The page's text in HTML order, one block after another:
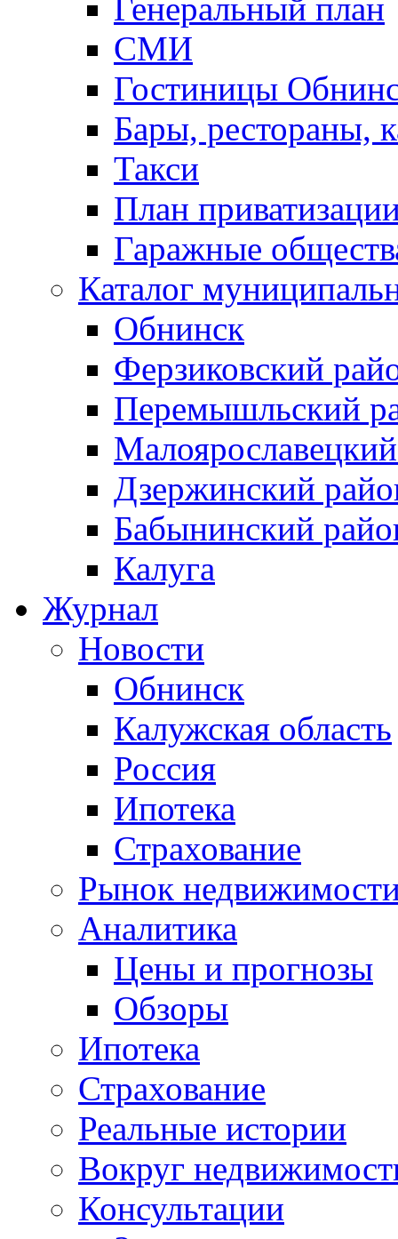
Генеральный план
СМИ
Гостиницы
Бары, рестораны,
Такси
План
Гаражные
Каталог
Обнинск
Ферзиковский
Перемышльский
Дзержинский
Бабынинский
Калуга
Журнал
Новости
Обнинск
Калужская область
Россия
Ипотека
Страхование
Рынок
Аналитика
Цены и прогнозы
Обзоры
Ипотека
Страхование
Реальные истории
Вокруг
Консультации